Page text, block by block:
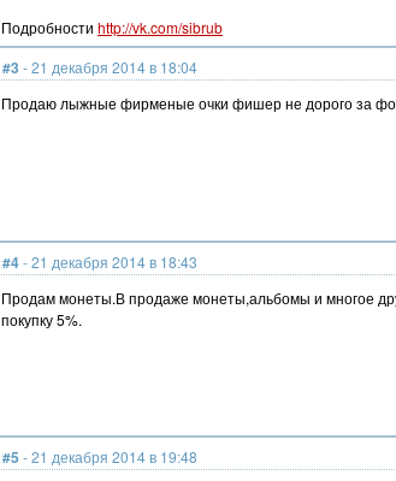
Подробности http://vk.com/sibrub
#3 - 21 декабря 2014 в 18:04
Продаю лыжные фирменые очки фишер не дорого за
#4- 21 декабря 2014 в 18:43
Продам монеты.В продаже монеты,альбомы и многое
покупку 5%.
#5 - 21 декабря 2014 в 19:48